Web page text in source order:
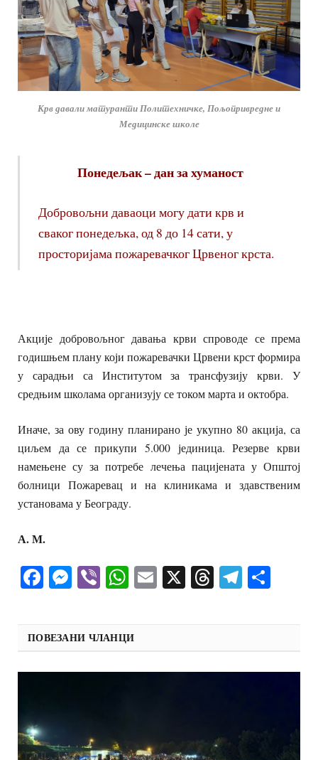
Крв давали матуранти Политехничке, Пољопривредне и
Медицинске школе
Понедељак – дан за хуманост
Добровољни даваоци могу дати крв и
сваког понедељка, од 8 до 14 сати, у
просторијама пожаревачког Црвеног крста.
Акције добровољног давања крви спроводе се према
годишњем плану који пожаревачки Црвени крст формира
у сарадњи са Институтом за трансфузију крви. У
средњим школама организују се током марта и октобра.
Иначе, за ову годину планирано је укупно 80 акција, са
циљем да се прикупи 5.000 јединица. Резерве крви
намењене су за потребе лечења пацијената у Општој
болници Пожаревац и на клиникама и здавственим
установама у Београду.
А. М.
Facebook
Messenger
ViberWhatsApp
Email
X Threads
ПОВЕЗАНИ ЧЛАНЦИ